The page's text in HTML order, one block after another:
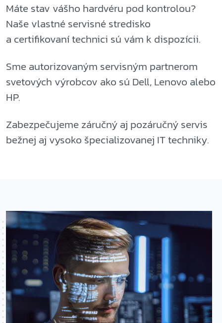
Máte stav vášho hardvéru pod kontrolou?
Naše vlastné servisné stredisko
a certifikovaní technici sú vám k dispozícii.
Sme autorizovaným servisným partnerom
svetových výrobcov ako sú Dell, Lenovo alebo
HP.
Zabezpečujeme záručný aj pozáručný servis
bežnej aj vysoko špecializovanej IT techniky.